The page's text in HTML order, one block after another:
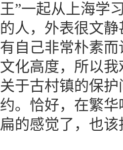
王”一起从上海学
的人，外表很文
有自己非常朴素
文化高度，所以
关于古村镇的保
约。恰好，在繁
扁的感觉了，也